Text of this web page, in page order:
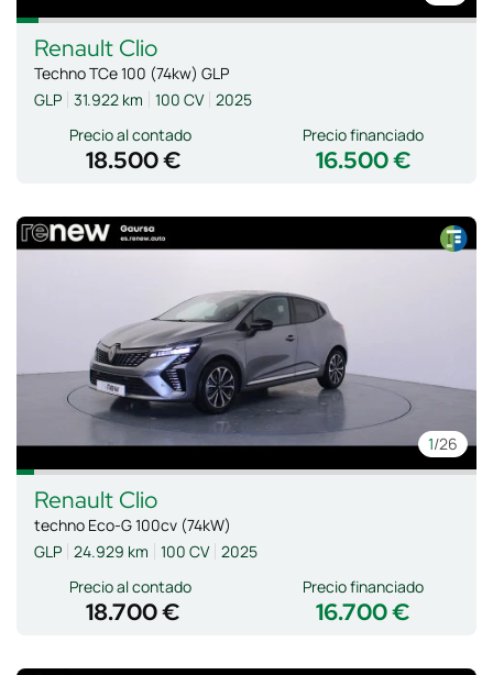
Renault Clio
Techno TCe 100 (74kw) GLP
GLP 31.922 km 100 CV 2025
Precio al contado
18.500 € 16.500 €
Precio financiado
1/26
Renault Clio
techno Eco-G 100cv (74kW)
GLP 24.929 km 100 CV 2025
Precio al contado
18.700 € 16.700 €
Precio financiado